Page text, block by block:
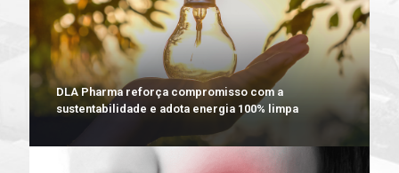
DLA Pharma reforça compromisso com a
sustentabilidade e adota energia 100% limpa